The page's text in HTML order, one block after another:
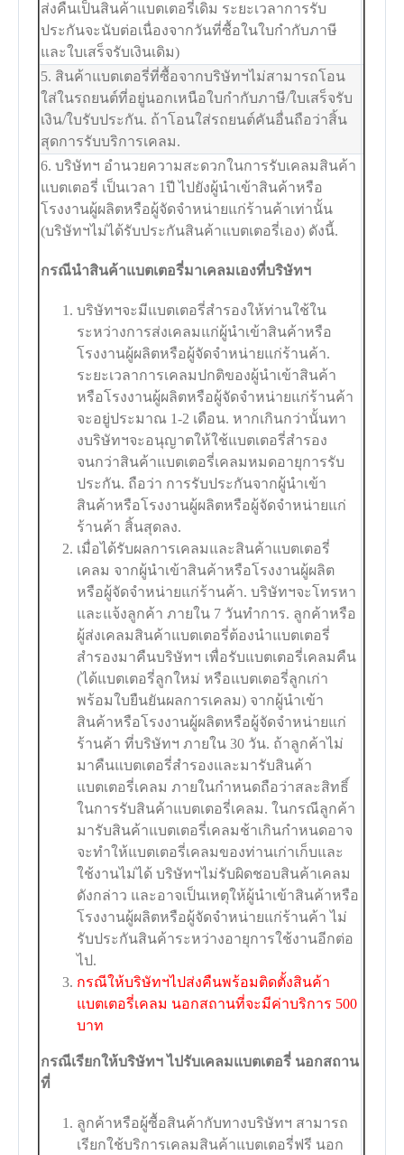
ส่งคืนเป็นสินค้าแบตเตอรี่เดิม ระยะเวลาการรับ
ประกันจะนับต่อเนื่องจากวันที่ซื้อในใบกำกับภาษี
และใบเสร็จรับเงินเดิม)
5. สินค้าแบตเตอรี่ที่ซื้อจากบริษัทฯไม่สามารถโอน
ใส่ในรถยนต์ที่อยู่นอกเหนือใบกำกับภาษี/ใบเสร็จรับ
เงิน/ใบรับประกัน. ถ้าโอนใส่รถยนต์คันอื่นถือว่าสิ้น
สุดการรับบริการเคลม.
6. บริษัทฯ อำนวยความสะดวกในการรับเคลมสินค้า
แบตเตอรี่ เป็นเวลา 1ปี ไปยังผู้นำเข้าสินค้าหรือ
โรงงานผู้ผลิตหรือผู้จัดจำหน่ายแก่ร้านค้าเท่านั้น
(บริษัทฯไม่ได้รับประกันสินค้าแบตเตอรี่เอง) ดังนี้.
กรณีนำสินค้าแบตเตอรี่มาเคลมเองที่บริษัทฯ
บริษัทฯจะมีแบตเตอรี่สำรองให้ท่านใช้ใน
ระหว่างการส่งเคลมแก่ผู้นำเข้าสินค้าหรือ
โรงงานผู้ผลิตหรือผู้จัดจำหน่ายแก่ร้านค้า.
ระยะเวลาการเคลมปกติของผู้นำเข้าสินค้า
หรือโรงงานผู้ผลิตหรือผู้จัดจำหน่ายแก่ร้านค้า
จะอยู่ประมาณ 1-2 เดือน. หากเกินกว่านั้นทา
งบริษัทฯจะอนุญาตให้ใช้แบตเตอรี่สำรอง
จนกว่าสินค้าแบตเตอรี่เคลมหมดอายุการรับ
ประกัน. ถือว่า การรับประกันจากผู้นำเข้า
สินค้าหรือโรงงานผู้ผลิตหรือผู้จัดจำหน่ายแก่
ร้านค้า สิ้นสุดลง.
เมื่อได้รับผลการเคลมและสินค้าแบตเตอรี่
เคลม จากผู้นำเข้าสินค้าหรือโรงงานผู้ผลิต
หรือผู้จัดจำหน่ายแก่ร้านค้า. บริษัทฯจะโทรหา
และแจ้งลูกค้า ภายใน 7 วันทำการ. ลูกค้าหรือ
ผู้ส่งเคลมสินค้าแบตเตอรี่ต้องนำแบตเตอรี่
สำรองมาคืนบริษัทฯ เพื่อรับแบตเตอรี่เคลมคืน
(ได้แบตเตอรี่ลูกใหม่ หรือแบตเตอรี่ลูกเก่า
พร้อมใบยืนยันผลการเคลม) จากผู้นำเข้า
สินค้าหรือโรงงานผู้ผลิตหรือผู้จัดจำหน่ายแก่
ร้านค้า ที่บริษัทฯ ภายใน 30 วัน. ถ้าลูกค้าไม่
มาคืนแบตเตอรี่สำรองและมารับสินค้า
แบตเตอรี่เคลม ภายในกำหนดถือว่าสละสิทธิ์
ในการรับสินค้าแบตเตอรี่เคลม. ในกรณีลูกค้า
มารับสินค้าแบตเตอรี่เคลมช้าเกินกำหนดอาจ
จะทำให้แบตเตอรี่เคลมของท่านเก่าเก็บและ
ใช้งานไม่ได้ บริษัทฯไม่รับผิดชอบสินค้าเคลม
ดังกล่าว และอาจเป็นเหตุให้ผู้นำเข้าสินค้าหรือ
โรงงานผู้ผลิตหรือผู้จัดจำหน่ายแก่ร้านค้า ไม่
รับประกันสินค้าระหว่างอายุการใช้งานอีกต่อ
ไป.
กรณีให้บริษัทฯไปส่งคืนพร้อมติดตั้งสินค้า
แบตเตอรี่เคลม นอกสถานที่จะมีค่าบริการ 500
บาท
กรณีเรียกให้บริษัทฯ ไปรับเคลมแบตเตอรี่ นอกสถาน
ที่
ลูกค้าหรือผู้ซื้อสินค้ากับทางบริษัทฯ สามารถ
เรียกใช้บริการเคลมสินค้าแบตเตอรี่ฟรี นอก